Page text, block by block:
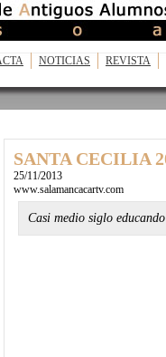
NOTICIAS REVISTA
SANTA CECILIA
25/11/2013
www.salamancacartv.com
Casi medio siglo